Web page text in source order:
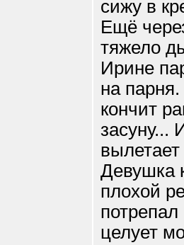
сижу в
Ещё
тяжело
Ирине
на
кончит
засуну...
Девушка
плохой
целует